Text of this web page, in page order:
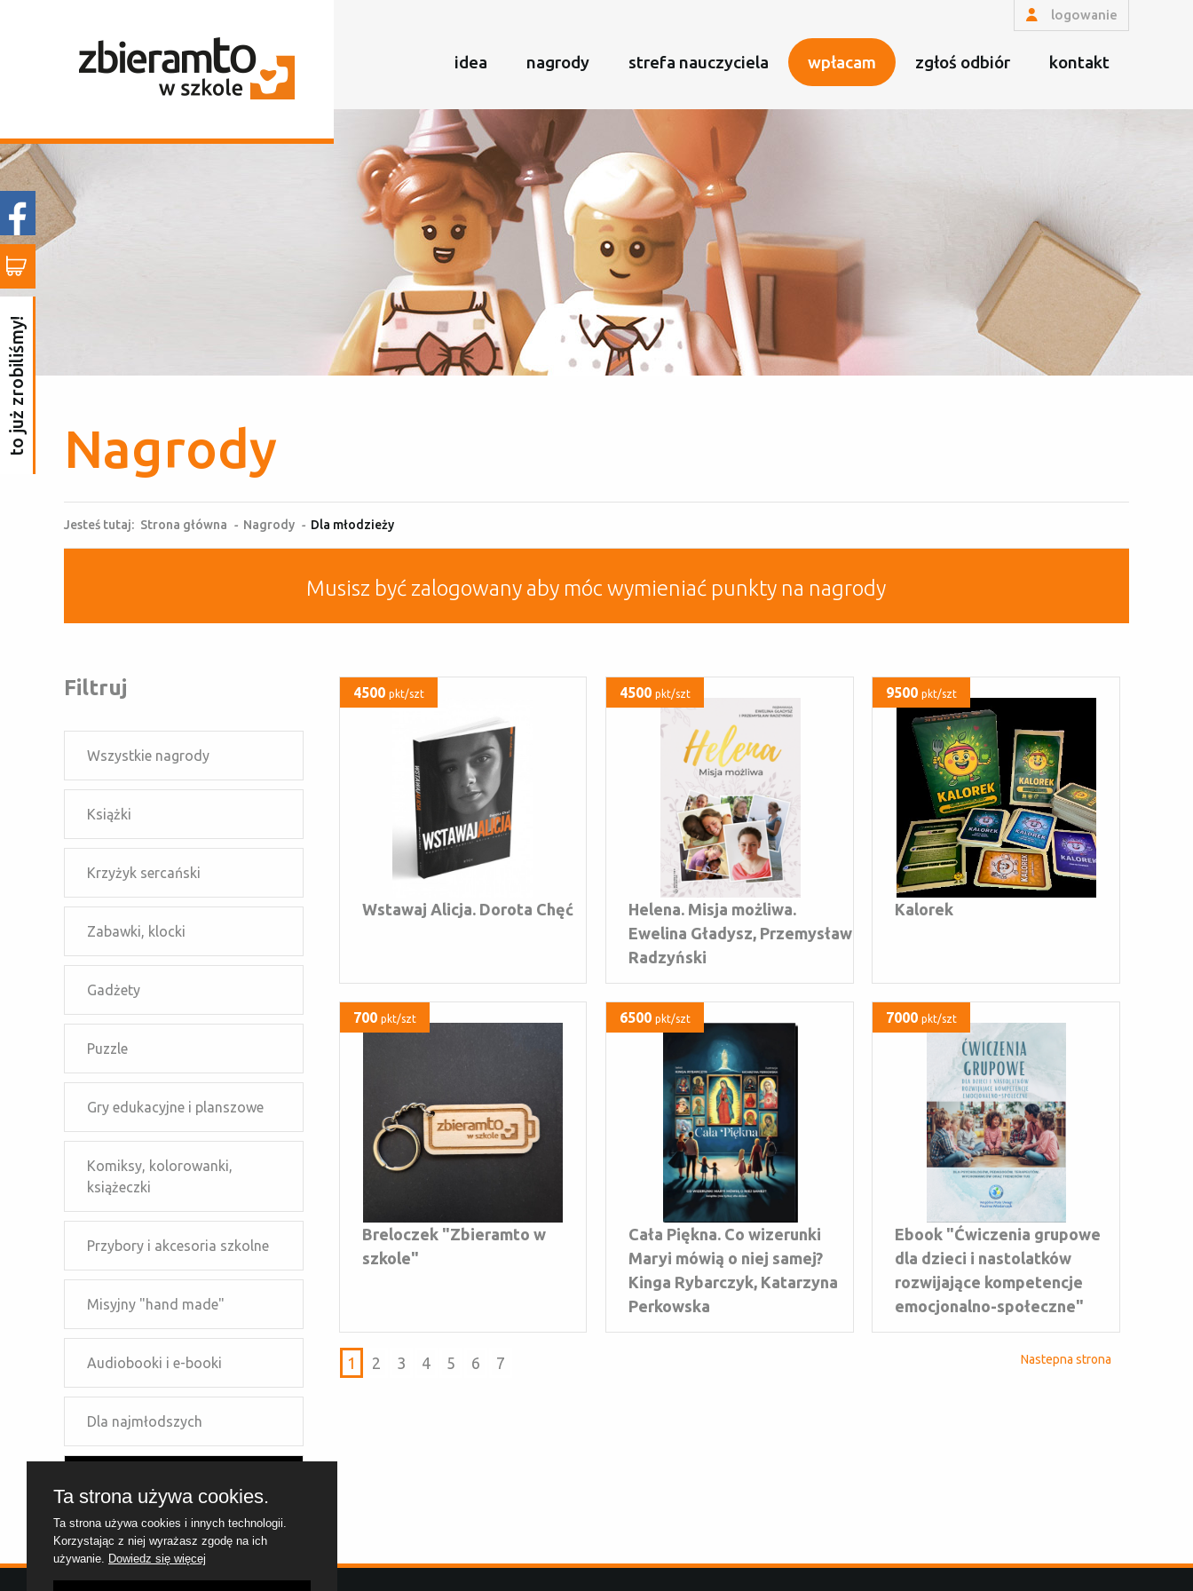
logowanie
idea nagrody strefa nauczyciela wpłacam zgłoś odbiór kontakt
to już zrobiliśmy! Nagrody
Jesteś tutaj: Strona główna - Nagrody - Dla młodzieży
Musisz być zalogowany aby móc wymieniać punkty na nagrody
Filtruj
Wszystkie nagrody
Książki
Krzyżyk sercański
Zabawki, klocki
Gadżety
Puzzle
Gry edukacyjne i planszowe
Komiksy, kolorowanki,
książeczki
Przybory i akcesoria szkolne
Misyjny "hand made"
Audiobooki i e-booki
Dla najmłodszych
Dla dzieci szkolnych
4500 pkt/szt
Wstawaj Alicja. Dorota Chęć
4500pkt/szt
Helena. Misja możliwa.
Ewelina Gładysz, Przemysław
Radzyński
9500pkt/szt
Kalorek
700 pkt/szt
Breloczek "Zbieramto w
szkole"
6500pkt/szt
Cała Piękna. Co wizerunki
Maryi mówią o niej samej?
Kinga Rybarczyk, Katarzyna
Perkowska
7000pkt/szt
Ebook "Ćwiczenia grupowe
dla dzieci i nastolatków
rozwijające kompetencje
emocjonalno-społeczne"
1 2 3 4 5 6 7 Nastepna strona
Ta strona używa cookies.
Ta strona używa cookies i innych technologii.
Korzystając z niej wyrażasz zgodę na ich
używanie. Dowiedz się więcej